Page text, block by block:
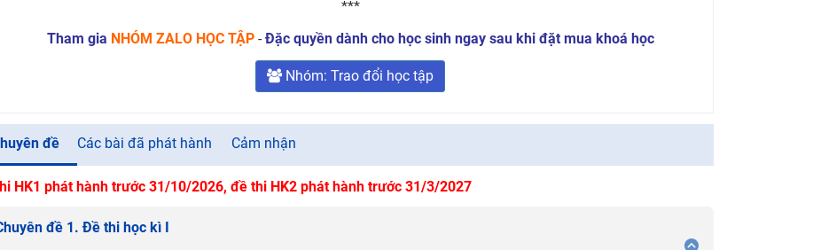
***
Tham gia NHÓM ZALO HỌC TẬP-Đặc quyền dành cho học sinh ngay sau khi đặt mua khoá học
Nhóm: Trao đổi học tập
đề Các bài đã phát hành Cảm nhận
HK1 phát hành trước 31/10/2026, đề thi HK2 phát hành trước 31/3/2027
đề 1. Đề thi học kì I